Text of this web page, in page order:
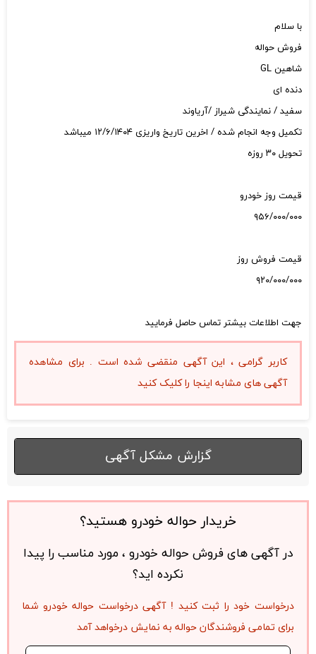
با سلام
فروش حواله
شاهین GL
دنده ای
سفید / نمایندگی شیراز /آریاوند
تکمیل وجه انجام شده / اخرین تاریخ واریزی ۱۲/۶/۱۴۰۴ میباشد
تحویل ۳۰ روزه
قیمت روز خودرو
۹۵۶/۰۰۰/۰۰۰
قیمت فروش روز
۹۲۰/۰۰۰/۰۰۰
جهت اطلاعات بیشتر تماس حاصل فرمایید
کاربر گرامی ، این آگهی منقضی شده است . برای مشاهده
آگهی های مشابه اینجا را کلیک کنید
گزارش مشکل آگهی
خریدار حواله خودرو هستید؟
در آگهی های فروش حواله خودرو ، مورد مناسب را پیدا
نکرده اید؟
درخواست خود را ثبت کنید ! آگهی درخواست حواله خودرو شما
برای تمامی فروشندگان حواله به نمایش درخواهد آمد